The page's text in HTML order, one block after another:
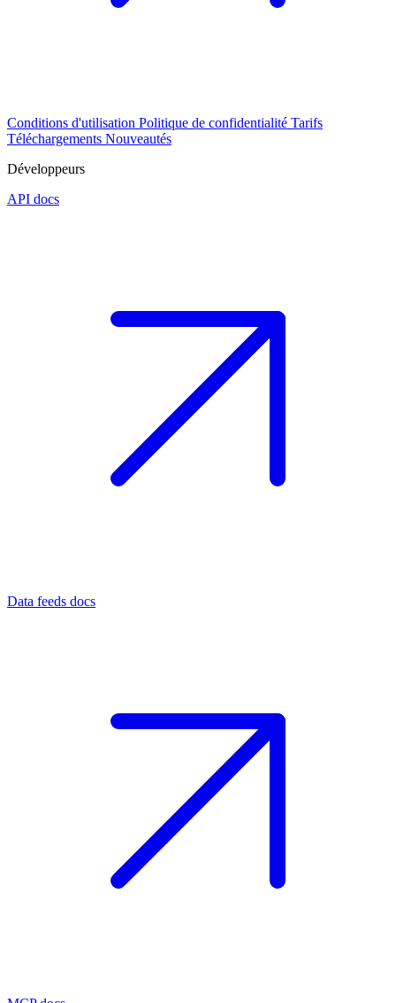
Conditions d'utilisation Politique de confidentialité Tarifs
Téléchargements Nouveautés
Développeurs
API docs
Data feeds docs